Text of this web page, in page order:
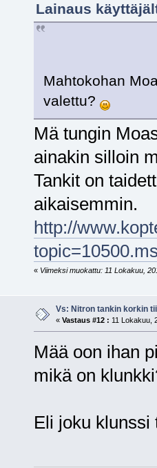
Lainaus
Mahtokohan
valettu?
Mä tungin
ainakin silloin
Tankit on
aikaisemmin.
http://
« Viimeksi muokattu: 11 Lokakuu,
Vs: Nitron tankin korkin
« Vastaus #12 : 11 Lokakuu,
Mää oon ihan
mikä on
Eli joku klunssi